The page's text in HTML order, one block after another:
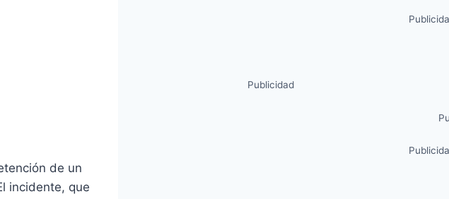
de un
incidente, que
Publicidad